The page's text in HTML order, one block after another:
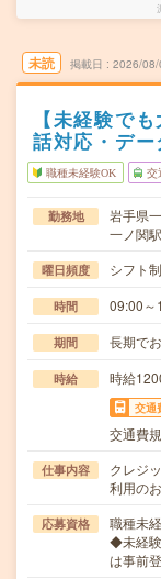
未読 掲載日 2026/08/
【未経験で
話対応・デ
職種未経験OK 交
勤務地
岩手県
一ノ関
曜日頻度 シフト制
時間 09:00～
期間 長期で
時給 時給
交通
交通費
仕事内容
クレジ
利用の
応募資格
職種未
◆未経
は事前